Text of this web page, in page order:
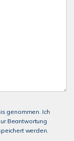
genommen. Ich
Beantwortung
werden.